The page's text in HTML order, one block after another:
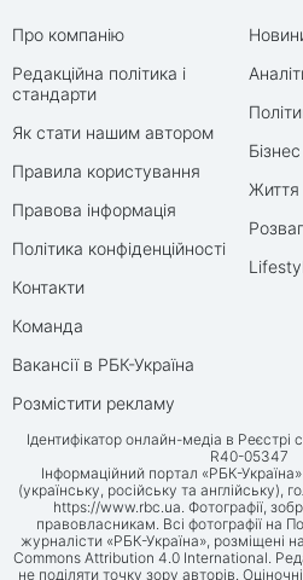
Про компанію
Редакційна політика і
стандарти
Як стати нашим автором
Правила користування
Правова інформація
Політика конфіденційності
Контакти
Команда
Вакансії в РБК-Україна
Розмістити рекламу
Бізнес
Життя
Ідентифікатор онлайн-медіа в Реєстрі
R40-05347
Інформаційний портал «РБК-
(українську, російську та англійську),
https://www.rbc.ua . Фотографії,
правовласникам. Всі фотографії на
журналісти «РБК-Україна», розміщені
Commons Attribution 4.0 International.
не поділяти точку зору авторів.